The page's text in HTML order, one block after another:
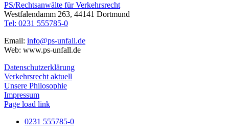
PS/Rechtsanwälte für Verkehrsrecht
Westfalendamm 263, 44141 Dortmund
Tel: 0231 555785-0
Email: info@ps-unfall.de
Web: www.ps-unfall.de
Datenschutzerklärung
Verkehrsrecht aktuell
Unsere Philosophie
Impressum
Page load link
0231 555785-0